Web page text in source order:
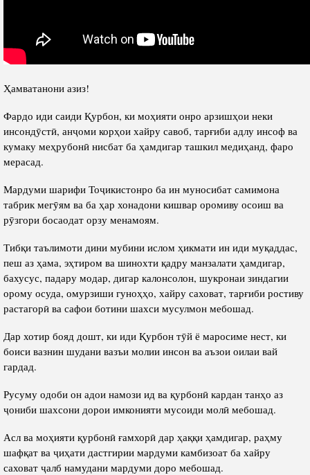
Ҳамватанони азиз!
Фардо иди саиди Қурбон, ки моҳияти онро арзишҳои неки
инсондӯстӣ, анҷоми корҳои хайру савоб, тарғиби адлу инсоф ва
кумаку меҳрубонӣ нисбат ба ҳамдигар ташкил медиҳанд, фаро
мерасад.
Мардуми шарифи Тоҷикистонро ба ин муносибат самимона
табрик мегӯям ва ба ҳар хонадони кишвар оромиву осоиш ва
рӯзгори босаодат орзу менамоям.
Тибқи таълимоти дини мубини ислом ҳикмати ин иди муқаддас,
пеш аз ҳама, эҳтиром ва шинохти қадру манзалати ҳамдигар,
бахусус, падару модар, дигар калонсолон, шукронаи зиндагии
орому осуда, омурзиши гуноҳҳо, хайру саховат, тарғиби ростиву
растагорӣ ва сафои ботини шахси мусулмон мебошад.
Дар хотир бояд дошт, ки иди Қурбон тӯй ё маросиме нест, ки
боиси вазнин шудани вазъи молии инсон ва аъзои оилаи вай
гардад.
Русуму одоби он адои намози ид ва қурбонӣ кардан танҳо аз
ҷониби шахсони дорои имконияти мусоиди молӣ мебошад.
Асл ва моҳияти қурбонӣ ғамхорӣ дар ҳаққи ҳамдигар, раҳму
шафқат ва ҷиҳати дастгирии мардуми камбизоат ба хайру
саховат ҷалб намудани мардуми доро мебошад.